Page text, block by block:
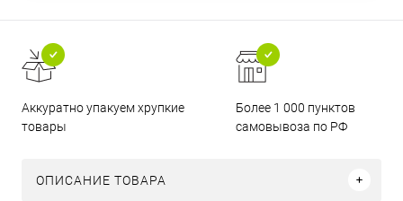
Аккуратно упакуем хрупкие
товары
Более 1 000 пунктов
самовывоза по РФ
ОПИСАНИЕ ТОВАРА